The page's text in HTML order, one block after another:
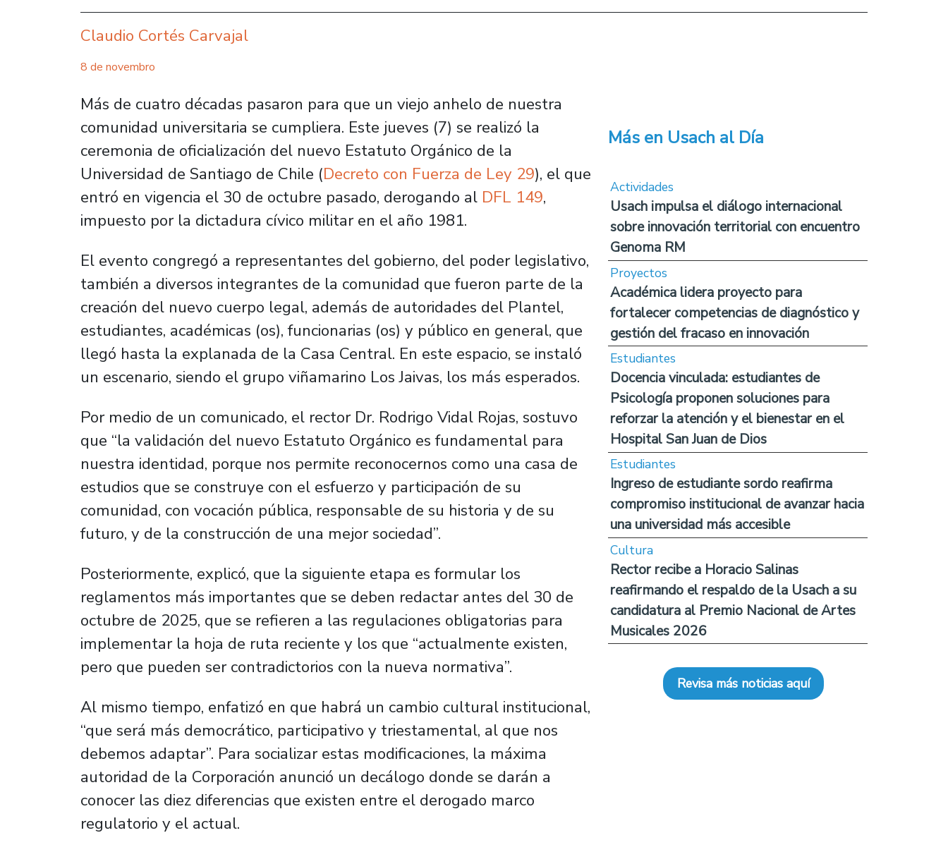
Claudio Cortés Carvajal
8 de novembro
Más de cuatro décadas pasaron para que un viejo anhelo de nuestra
comunidad universitaria se cumpliera. Este jueves (7) se realizó la
ceremonia de oficialización del nuevo Estatuto Orgánico de la
Universidad de Santiago de Chile (Decreto con Fuerza de Ley 29), el que
entró en vigencia el 30 de octubre pasado, derogando al DFL 149,
impuesto por la dictadura cívico militar en el año 1981.
El evento congregó a representantes del gobierno, del poder legislativo,
también a diversos integrantes de la comunidad que fueron parte de la
creación del nuevo cuerpo legal, además de autoridades del Plantel,
estudiantes, académicas (os), funcionarias (os) y público en general, que
llegó hasta la explanada de la Casa Central. En este espacio, se instaló
un escenario, siendo el grupo viñamarino Los Jaivas, los más esperados.
Por medio de un comunicado, el rector Dr. Rodrigo Vidal Rojas, sostuvo
que “la validación del nuevo Estatuto Orgánico es fundamental para
nuestra identidad, porque nos permite reconocernos como una casa de
estudios que se construye con el esfuerzo y participación de su
comunidad, con vocación pública, responsable de su historia y de su
futuro, y de la construcción de una mejor sociedad”.
Posteriormente, explicó, que la siguiente etapa es formular los
reglamentos más importantes que se deben redactar antes del 30 de
octubre de 2025, que se refieren a las regulaciones obligatorias para
implementar la hoja de ruta reciente y los que “actualmente existen,
pero que pueden ser contradictorios con la nueva normativa”.
Al mismo tiempo, enfatizó en que habrá un cambio cultural institucional,
“que será más democrático, participativo y triestamental, al que nos
debemos adaptar”. Para socializar estas modificaciones, la máxima
autoridad de la Corporación anunció un decálogo donde se darán a
conocer las diez diferencias que existen entre el derogado marco
regulatorio y el actual.
Más en Usach al Día
Actividades
Usach impulsa el diálogo internacional
sobre innovación territorial con encuentro
Genoma RM
Proyectos
Académica lidera proyecto para
fortalecer competencias de diagnóstico y
gestión del fracaso en innovación
Estudiantes
Docencia vinculada: estudiantes de
Psicología proponen soluciones para
reforzar la atención y el bienestar en el
Hospital San Juan de Dios
Estudiantes
Ingreso de estudiante sordo reafirma
compromiso institucional de avanzar hacia
una universidad más accesible
Cultura
Rector recibe a Horacio Salinas
reafirmando el respaldo de la Usach a su
candidatura al Premio Nacional de Artes
Musicales 2026
Revisa más noticias aquí